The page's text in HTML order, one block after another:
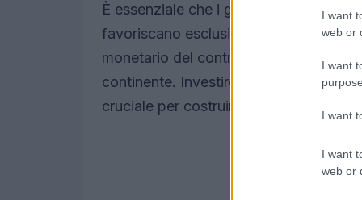
I want
web or
I want
I want
I want
web or
È essenziale che i governi africani
favoriscano esclusivamente le
monetario del contratto,
continente. Investire in tecnologie
cruciale per costruire un futuro